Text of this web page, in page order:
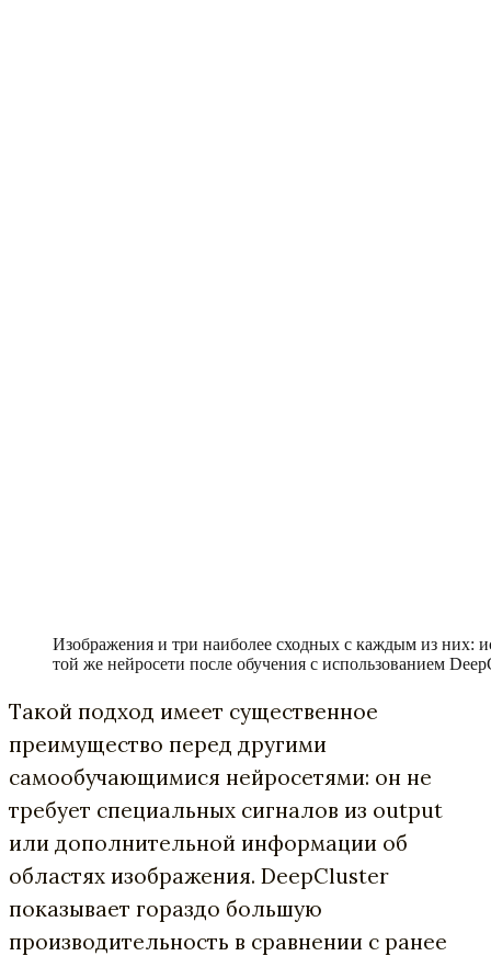
Изображения и три наиболее сходных с каждым из них:
той же нейросети после обучения с использованием
Такой подход имеет существенное
преимущество перед другими
самообучающимися нейросетями: он не
требует специальных сигналов из output
или дополнительной информации об
областях изображения. DeepCluster
показывает гораздо большую
производительность в сравнении с ранее